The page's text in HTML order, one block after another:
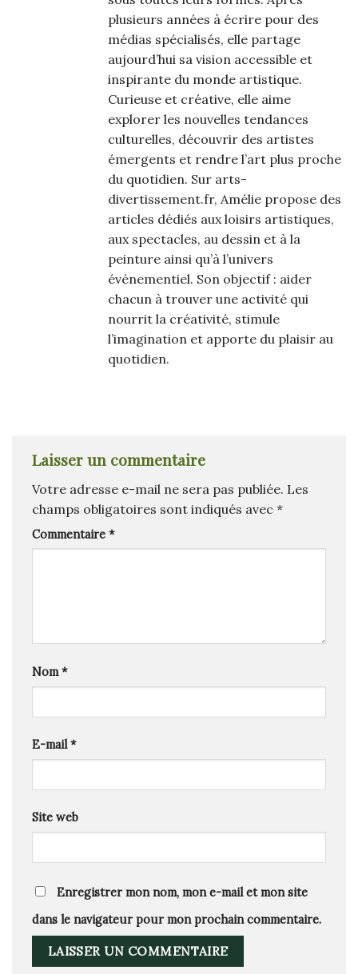
plusieurs années à écrire pour des
médias spécialisés, elle partage
aujourd’hui sa vision accessible et
inspirante du monde artistique.
Curieuse et créative, elle aime
explorer les nouvelles tendances
culturelles, découvrir des artistes
émergents et rendre l’art plus proche
du quotidien. Sur arts-
divertissement.fr, Amélie propose des
articles dédiés aux loisirs artistiques,
aux spectacles, au dessin et à la
peinture ainsi qu’à l’univers
événementiel. Son objectif : aider
chacun à trouver une activité qui
nourrit la créativité, stimule
l’imagination et apporte du plaisir au
quotidien.
Laisser un commentaire
Votre adresse e-mail ne sera pas publiée. Les
champs obligatoires sont indiqués avec *
Commentaire *
Nom*
E-mail*
Site web
Enregistrer mon nom, mon e-mail et mon site
dans le navigateur pour mon prochain commentaire.